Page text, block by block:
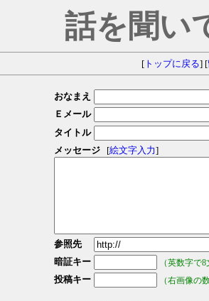
話を聞い
[トップに戻る] [
おなまえ
Ｅメール
タイトル
メッセージ
[絵文字入力]
参照先
暗証キー
（英数字で
投稿キー （右画像の